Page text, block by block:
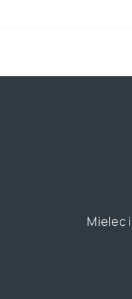
Mielec